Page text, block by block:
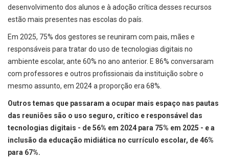
desenvolvimento dos alunos e à adoção crítica desses recursos
estão mais presentes nas escolas do país.
Em 2025, 75% dos gestores se reuniram com pais, mães e
responsáveis para tratar do uso de tecnologias digitais no
ambiente escolar, ante 60% no ano anterior. E 86% conversaram
com professores e outros profissionais da instituição sobre o
mesmo assunto, em 2024 a proporção era 68%.
Outros temas que passaram a ocupar mais espaço nas pautas
das reuniões são o uso seguro, crítico e responsável das
tecnologias digitais - de 56% em 2024 para 75% em 2025 - e a
inclusão da educação midiática no currículo escolar, de 46%
para 67%.